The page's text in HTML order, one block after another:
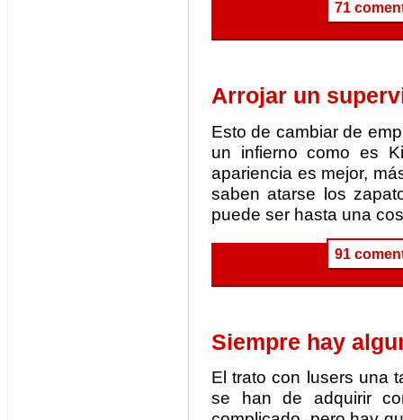
71
Arrojar un
Esto de cambiar de
un infierno como es
apariencia es mejor,
saben atarse los
puede ser hasta una
91
Siempre hay
El trato con lusers una
se han de adquirir